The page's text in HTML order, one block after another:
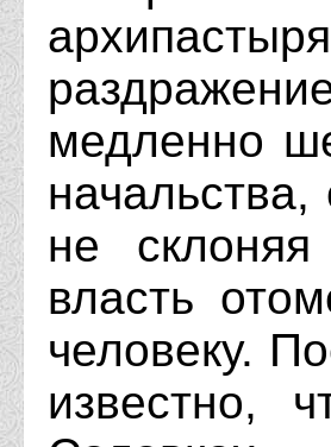
медленно
не
власть
человеку.
известно,